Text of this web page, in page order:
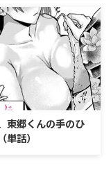
2026/8/7
東郷くんの手のひ
単話）